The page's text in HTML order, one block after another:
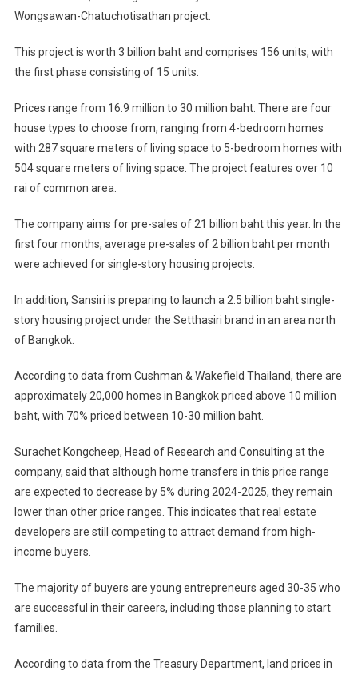
Wongsawan-Chatuchotisathan project.
This project is worth 3 billion baht and comprises 156 units, with
the first phase consisting of 15 units.
Prices range from 16.9 million to 30 million baht. There are four
house types to choose from, ranging from 4-bedroom homes
with 287 square meters of living space to 5-bedroom homes with
504 square meters of living space. The project features over 10
rai of common area.
The company aims for pre-sales of 21 billion baht this year. In the
first four months, average pre-sales of 2 billion baht per month
were achieved for single-story housing projects.
In addition, Sansiri is preparing to launch a 2.5 billion baht single-
story housing project under the Setthasiri brand in an area north
of Bangkok.
According to data from Cushman & Wakefield Thailand, there are
approximately 20,000 homes in Bangkok priced above 10 million
baht, with 70% priced between 10-30 million baht.
Surachet Kongcheep, Head of Research and Consulting at the
company, said that although home transfers in this price range
are expected to decrease by 5% during 2024-2025, they remain
lower than other price ranges. This indicates that real estate
developers are still competing to attract demand from high-
income buyers.
The majority of buyers are young entrepreneurs aged 30-35 who
are successful in their careers, including those planning to start
families.
According to data from the Treasury Department, land prices in